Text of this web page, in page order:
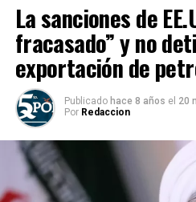
La sanciones de
fracasado” y no
exportación de
Publicado hace 8 años el 20
Por Redaccion